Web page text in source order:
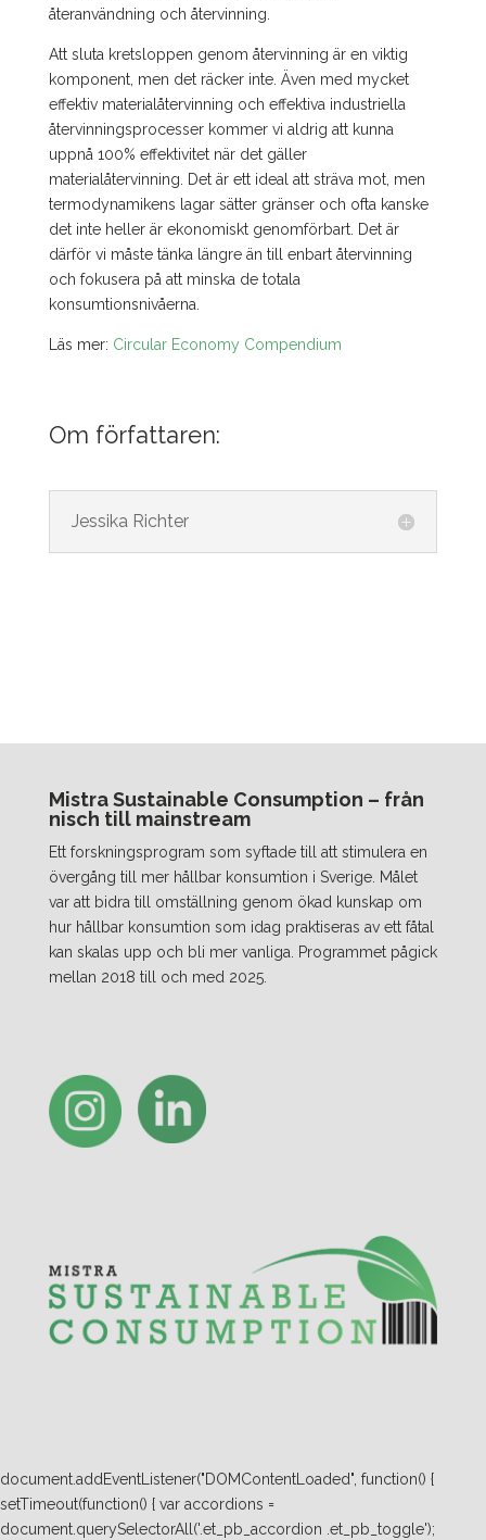
återanvändning och återvinning.
Att sluta kretsloppen genom återvinning är en viktig
komponent, men det räcker inte. Även med mycket
effektiv materialåtervinning och effektiva industriella
återvinningsprocesser kommer vi aldrig att kunna
uppnå 100% effektivitet när det gäller
materialåtervinning. Det är ett ideal att sträva mot, men
termodynamikens lagar sätter gränser och ofta kanske
det inte heller är ekonomiskt genomförbart. Det är
därför vi måste tänka längre än till enbart återvinning
och fokusera på att minska de totala
konsumtionsnivåerna.
Läs mer: Circular Economy Compendium
Om författaren:
Jessika Richter
Mistra Sustainable Consumption – från
nisch till mainstream
Ett forskningsprogram som syftade till att stimulera en
övergång till mer hållbar konsumtion i Sverige. Målet
var att bidra till omställning genom ökad kunskap om
hur hållbar konsumtion som idag praktiseras av ett fåtal
kan skalas upp och bli mer vanliga. Programmet pågick
mellan 2018 till och med 2025.
document.addEventListener("DOMContentLoaded", function() {
setTimeout(function() { var accordions =
document.querySelectorAll('.et_pb_accordion .et_pb_toggle');